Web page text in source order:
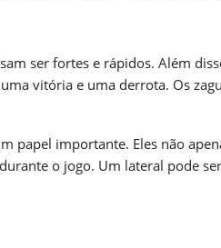
ser fortes e rápidos. Além
vitória e uma derrota. Os
papel importante. Eles não
o jogo. Um lateral pode